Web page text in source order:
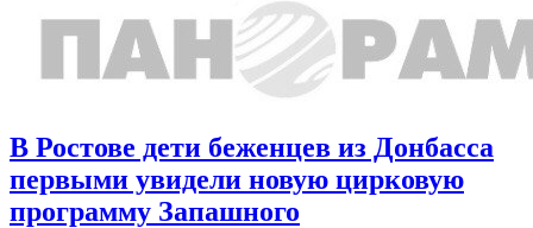
В Ростове дети беженцев из Донбасса
первыми увидели новую цирковую
программу Запашного